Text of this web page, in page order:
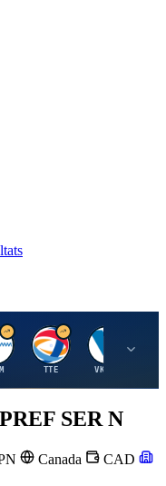
T
TTE VK.PA
SER N
Canada
CAD